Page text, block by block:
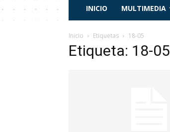
INICIO MULTIMEDIA
Inicio Etiquetas 18-05
Etiqueta: 18-05